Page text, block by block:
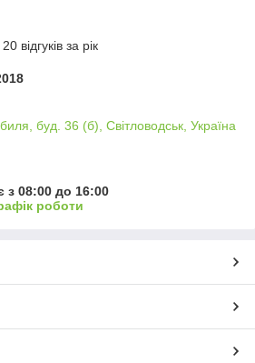
відгуків за рік
буд. 36 (б), Світловодськ, Україна
з 08:00 до 16:00
роботи